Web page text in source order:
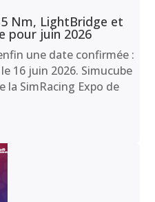
Nm, LightBridge et
pour juin 2026
une date confirmée :
16 juin 2026. Simucube
SimRacing Expo de